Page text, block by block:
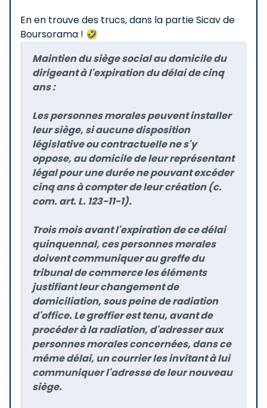
En en trouve des trucs, dans la partie Sicav de
Boursorama ! 🤣
Maintien du siège social au domicile du
dirigeant à l'expiration du délai de cinq
ans :
Les personnes morales peuvent installer
leur siège, si aucune disposition
législative ou contractuelle ne s'y
oppose, au domicile de leur représentant
légal pour une durée ne pouvant excéder
cinq ans à compter de leur création (c.
com. art. L. 123-11-1).
Trois mois avant l'expiration de ce délai
quinquennal, ces personnes morales
doivent communiquer au greffe du
tribunal de commerce les éléments
justifiant leur changement de
domiciliation, sous peine de radiation
d'office. Le greffier est tenu, avant de
procéder à la radiation, d'adresser aux
personnes morales concernées, dans ce
même délai, un courrier les invitant à lui
communiquer l'adresse de leur nouveau
siège.